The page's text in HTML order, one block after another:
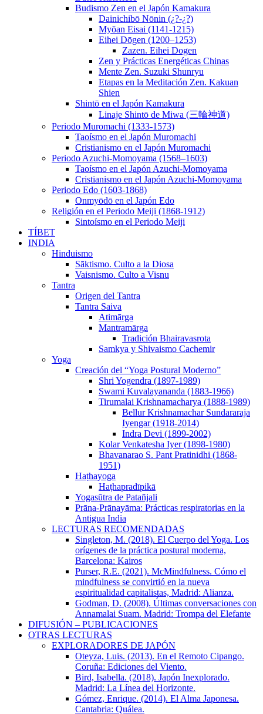
Budismo Zen en el Japón Kamakura
Dainichibō Nōnin (¿?-¿?)
Myōan Eisai (1141-1215)
Eihei Dōgen (1200–1253)
Zazen. Eihei Dogen
Zen y Prácticas Energéticas Chinas
Mente Zen. Suzuki Shunryu
Etapas en la Meditación Zen. Kakuan
Shien
Shintō en el Japón Kamakura
Linaje Shintō de Miwa (三輪神道)
Periodo Muromachi (1333-1573)
Taoísmo en el Japón Muromachi
Cristianismo en el Japón Muromachi
Periodo Azuchi-Momoyama (1568–1603)
Taoísmo en el Japón Azuchi-Momoyama
Cristianismo en el Japón Azuchi-Momoyama
Periodo Edo (1603-1868)
Onmyōdō en el Japón Edo
Religión en el Periodo Meiji (1868-1912)
Sintoísmo en el Periodo Meiji
TÍBET
INDIA
Hinduismo
Sāktismo. Culto a la Diosa
Vaisnismo. Culto a Visnu
Tantra
Origen del Tantra
Tantra Saiva
Atimārga
Mantramārga
Tradición Bhairavasrota
Samkya y Shivaismo Cachemir
Yoga
Creación del “Yoga Postural Moderno”
Shri Yogendra (1897-1989)
Swami Kuvalayananda (1883-1966)
Tirumalai Krishnamacharya (1888-1989)
Bellur Krishnamachar Sundararaja
Iyengar (1918-2014)
Indra Devi (1899-2002)
Kolar Venkatesha Iyer (1898-1980)
Bhavanarao S. Pant Pratinidhi (1868-
1951)
Haṭhayoga
Haṭhapradīpikā
Yogasūtra de Patañjali
Prāna-Prānayāma: Prácticas respiratorias en la
Antigua India
LECTURAS RECOMENDADAS
Singleton, M. (2018). El Cuerpo del Yoga. Los
orígenes de la práctica postural moderna,
Barcelona: Kairos
Purser, R.E. (2021). McMindfulness. Cómo el
mindfulness se convirtió en la nueva
espiritualidad capitalistas, Madrid: Alianza.
Godman, D. (2008). Últimas conversaciones con
Annamalai Suam. Madrid: Trompa del Elefante
DIFUSIÓN – PUBLICACIONES
OTRAS LECTURAS
EXPLORADORES DE JAPÓN
Oteyza, Luis. (2013). En el Remoto Cipango.
Coruña: Ediciones del Viento.
Bird, Isabella. (2018). Japón Inexplorado.
Madrid: La Línea del Horizonte.
Gómez, Enrique. (2014). El Alma Japonesa.
Cantabria: Quálea.